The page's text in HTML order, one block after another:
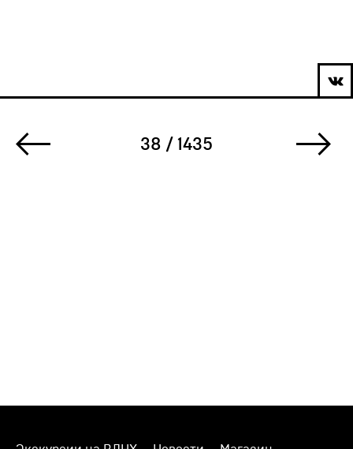
38 / 1435